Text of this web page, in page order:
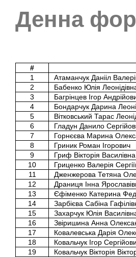
Денна
#
1
Атаманчук Данііл
2
Бабенко Юлія
3
Багрінцев Ігор
4
Бондарчук Дарина
5
Вітковський Тарас
6
Гладун Данило
7
Горнєєва Марина
8
Гриник Роман Ігорович
9
Гриф Вікторія Василівна
10
Гриценко Валерія
11
Дженжерова Тетяна
12
Драниця Інна
13
Єфіменко Катерина
14
Зарбієва Сабіна
15
Захарчук Юлія
16
Звіришина Анна
17
Ковалевська Дарія
18
Ковальчук Ігор
19
Ковальчук Вікторія